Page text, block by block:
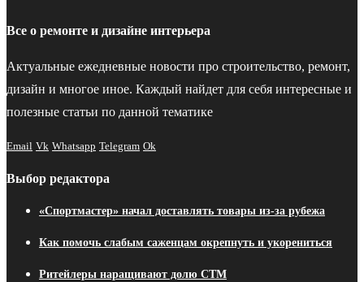
Все о ремонте и дизайне интерьера
Актуальные ежедневные новости про строительство, ремонт,
дизайн и многое иное. Каждый найдет для себя интересные и
полезные статьи по данной тематике
Email Vk Whatsapp Telegram Ok
Выбор редактора
«Спортмастер» начал доставлять товары из-за рубежа
Как помочь слабым саженцам окрепнуть и укорениться
Ритейлеры наращивают долю СТМ